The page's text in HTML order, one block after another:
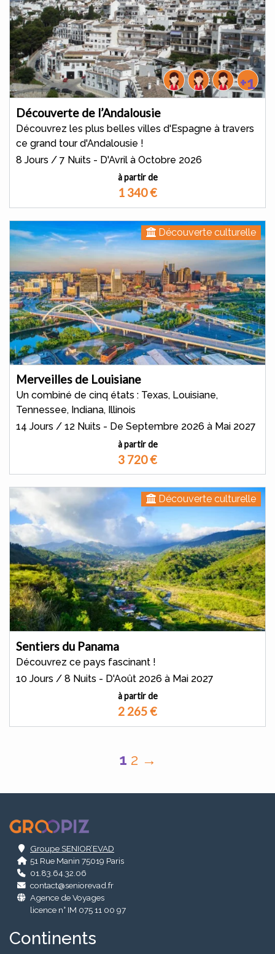
+1
Découverte de l’Andalousie
Découvrez les plus belles villes d'Espagne à travers
ce grand tour d'Andalousie !
8 Jours / 7 Nuits - D'Avril à Octobre 2026
à partir de
1 340€
Découverte culturelle
Merveilles de Louisiane
Un combiné de cinq états : Texas, Louisiane,
Tennessee, Indiana, Illinois
14 Jours / 12 Nuits - De Septembre 2026 à Mai 2027
à partir de
3 720€
Découverte culturelle
Sentiers du Panama
Découvrez ce pays fascinant !
10 Jours / 8 Nuits - D'Août 2026 à Mai 2027
à partir de
2 265€
1 2 →
Groupe SENIOR’EVAD
51 Rue Manin 75019 Paris
01.83.64.32.06
contact@seniorevad.fr
Agence de Voyages
licence n° IM 075 11 00 97
Continents